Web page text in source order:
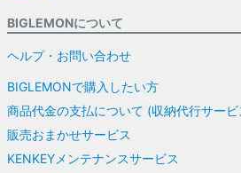
BIGLEMONについて
ヘルプ・お問い合わせ
BIGLEMONで購入したい方
商品代金の支払について (収納代行サービ
販売おまかせサービス
KENKEYメンテナンスサービス